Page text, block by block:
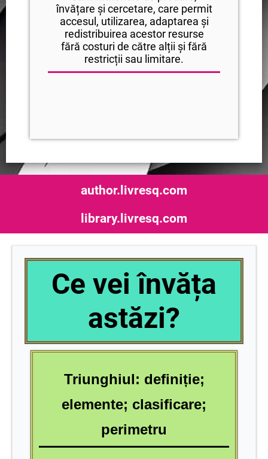
învățare și cercetare, care permit
accesul, utilizarea, adaptarea și
redistribuirea acestor resurse
fără costuri de către alții și fără
restricții sau limitare.
author.livresq.com
library.livresq.com
Ce vei învăța
astăzi?
Triunghiul: definiție;
elemente; clasificare;
perimetru